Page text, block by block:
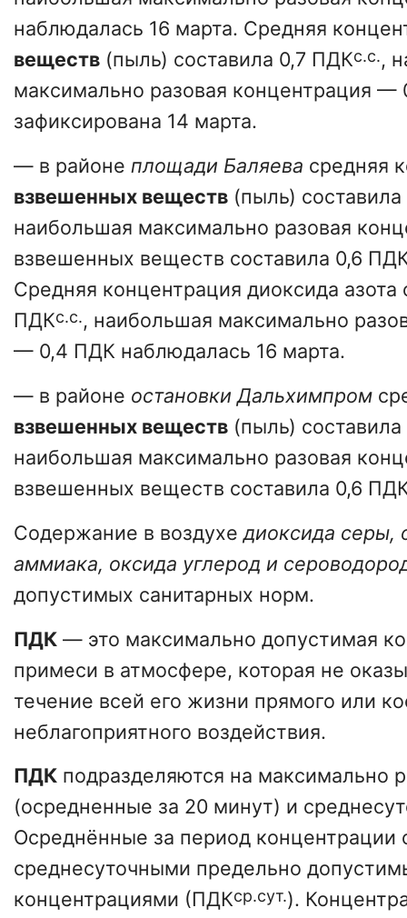
наблюдалась 16 марта. Средняя
веществ (пыль) составила 0,7 ПДКс.с.,
максимально разовая концентрация —
зафиксирована 14 марта.
— в районе площади Баляева средняя
взвешенных веществ (пыль)
наибольшая максимально разовая
взвешенных веществ составила 0,6
Средняя концентрация диоксида азота
ПДКс.с., наибольшая максимально
— 0,4 ПДК наблюдалась 16 марта.
— в районе остановки Дальхимпром
взвешенных веществ (пыль)
наибольшая максимально разовая
взвешенных веществ составила 0,6
Содержание в воздухедиоксида серы,
аммиака, оксида углерод и
допустимых санитарных норм.
ПДК — это максимально допустимая
примеси в атмосфере, которая не
течение всей его жизни прямого или
неблагоприятного воздействия.
ПДК подразделяются на максимально
(осредненные за 20 минут) и
Осреднённые за период концентрации
среднесуточными предельно
концентрациями (ПДКср.сут.).